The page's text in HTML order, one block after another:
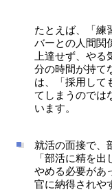
たとえば、「練
バーとの人間関
上達せず、や
分の時間が持て
は、「採用して
てしまうのでは
います。
就活の面接で、
「部活に精を
やめる必要があ
官に納得されや